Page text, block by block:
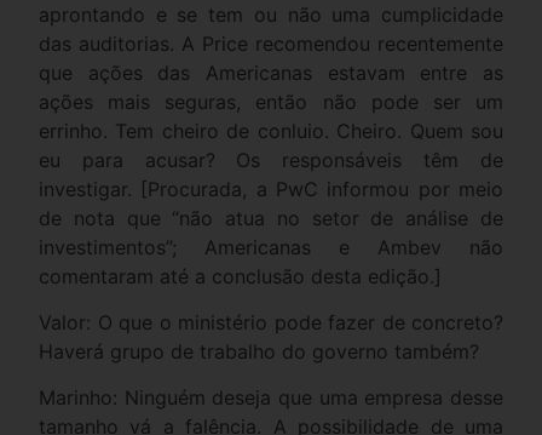
aprontando e se tem ou não uma cumplicidade
das auditorias. A Price recomendou recentemente
que ações das Americanas estavam entre as
ações mais seguras, então não pode ser um
errinho. Tem cheiro de conluio. Cheiro. Quem sou
eu para acusar? Os responsáveis têm de
investigar. [Procurada, a PwC informou por meio
de nota que “não atua no setor de análise de
investimentos”; Americanas e Ambev não
comentaram até a conclusão desta edição.]
Valor: O que o ministério pode fazer de concreto?
Haverá grupo de trabalho do governo também?
Marinho: Ninguém deseja que uma empresa desse
tamanho vá a falência. A possibilidade de uma